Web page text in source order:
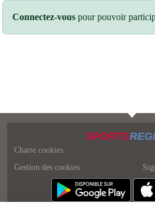
Connectez-vous pour pouvoir
SPORTS
Charte cookies
Gestion des cookies